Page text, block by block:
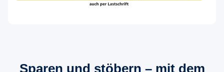
Sparen und stöbern – mit dem